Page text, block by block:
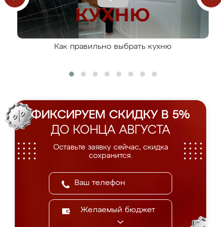
Как правильно выбрать кухню
ФИКСИРУЕМ СКИДКУ В 5%
ДО КОНЦА АВГУСТА
Оставьте заявку сейчас, скидка
сохранится.
Желаемый бюджет